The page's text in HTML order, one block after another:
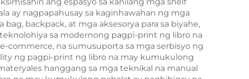
ay nagpapahusay sa kaginhawahan ng mga
backpack, at mga aksesorya para sa biyahe,
sa modernong pagpi-print ng libro na
na sumusuporta sa mga serbisyo ng
ng pagpi-print ng libro na may kumukulong
hanggang sa mga teknikal na manual